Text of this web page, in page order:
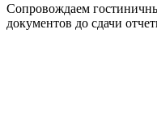
Сопровождаем
документов до сдачи